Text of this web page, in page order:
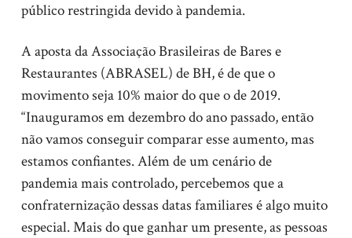
público restringida devido à pandemia.
A aposta da Associação Brasileiras de Bares e
Restaurantes (ABRASEL) de BH, é de que o
movimento seja 10% maior do que o de 2019.
“Inauguramos em dezembro do ano passado, então
não vamos conseguir comparar esse aumento, mas
estamos confiantes. Além de um cenário de
pandemia mais controlado, percebemos que a
confraternização dessas datas familiares é algo muito
especial. Mais do que ganhar um presente, as pessoas